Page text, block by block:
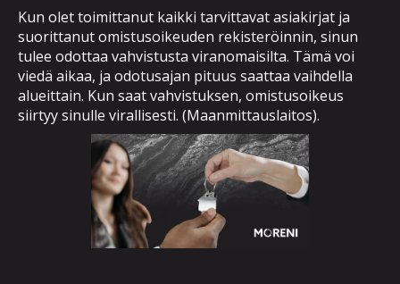
Kun olet toimittanut kaikki tarvittavat asiakirjat ja
suorittanut omistusoikeuden rekisteröinnin, sinun
tulee odottaa vahvistusta viranomaisilta. Tämä voi
viedä aikaa, ja odotusajan pituus saattaa vaihdella
alueittain. Kun saat vahvistuksen, omistusoikeus
siirtyy sinulle virallisesti. (Maanmittauslaitos).